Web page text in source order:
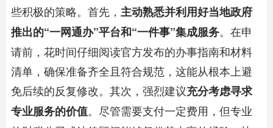
些积极的策略。首先， 主动熟悉并利用好当地政府
推出的“一网通办”平台和“一件事”集成服务。在申
请前，花时间仔细阅读官方发布的办事指南和材料
清单，确保准备齐全且符合规范，这能从根本上避
免后续的反复修改。其次，强烈建议充分考虑寻求
专业服务的价值。尽管需要支付一定费用，但专业